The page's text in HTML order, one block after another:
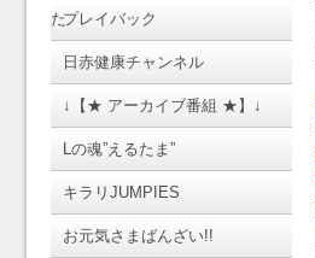
たプレイバック
日赤健康チャンネル
↓【★ アーカイブ番組 ★】↓
Lの魂”えるたま”
キラリJUMPIES
お元気さまばんざい!!